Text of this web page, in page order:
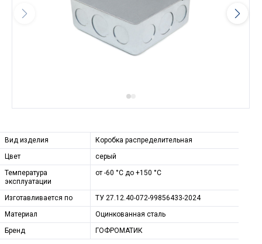
Вид изделия
Коробка распределительная
Цвет
серый
Температура
эксплуатации
от -60 °С до +150 °С
Изготавливается по
ТУ 27.12.40-072-99856433-2024
Материал
Оцинкованная сталь
Бренд
ГОФРОМАТИК